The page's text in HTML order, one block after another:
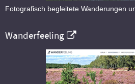
Fotografisch begleitete Wanderungen
Wanderfeeling